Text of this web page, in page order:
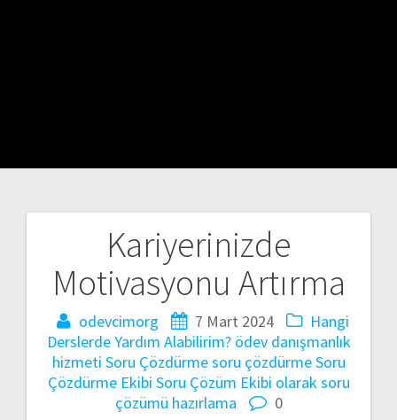
Kariyerinizde
Motivasyonu Artırma
odevcimorg 7 Mart 2024
Hangi
Derslerde Yardım Alabilirim? ödev danışmanlık
hizmeti Soru Çözdürmesoru çözdürmeSoru
Çözdürme Ekibi Soru Çözüm Ekibi olaraksoru
çözümü hazırlama
0
gezinmesi